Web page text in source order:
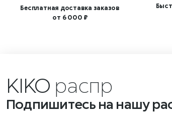
Бесплатная доставка заказов
от 6 000 ₽
KIKO р
Подпишитесь на нашу